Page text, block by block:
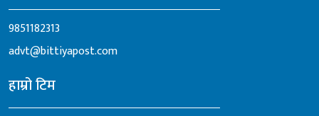
9851182313
advt@bittiyapost.com
हाम्रो टिम